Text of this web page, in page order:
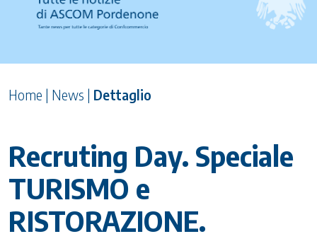
Home | News | Dettaglio
Recruting Day. Speciale
TURISMO e
RISTORAZIONE.